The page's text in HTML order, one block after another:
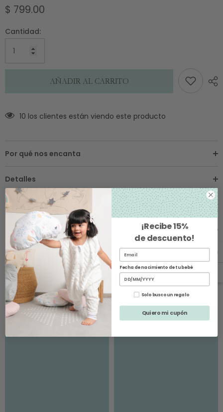
$ 799.00
Cantidad:
AÑADIR AL CARRITO
10 los clientes están viendo este producto
Por qué nos encanta
Detalles
Sobre los Envíos
Instrucciones de Cuidado
Cambios y Devoluciones
Productos Relacionados
¡Recibe15%
de descuento!
Fecha de nacimiento de tu bebé
Solo busco un regalo
Quiero mi cupón